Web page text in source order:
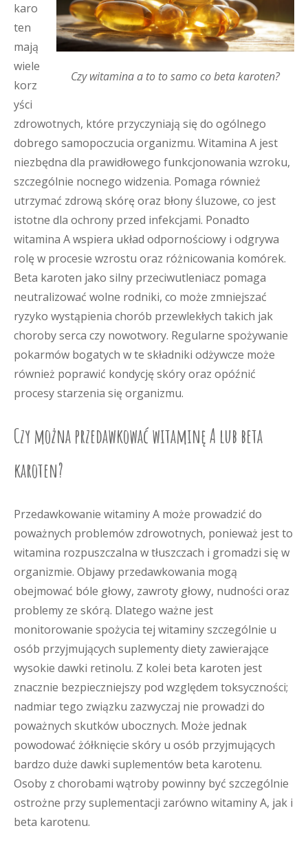
Czy witamina a to to samo co beta karoten?
karo
ten
mają
wiele
korz
yści
zdrowotnych, które przyczyniają się do ogólnego
dobrego samopoczucia organizmu. Witamina A jest
niezbędna dla prawidłowego funkcjonowania wzroku,
szczególnie nocnego widzenia. Pomaga również
utrzymać zdrową skórę oraz błony śluzowe, co jest
istotne dla ochrony przed infekcjami. Ponadto
witamina A wspiera układ odpornościowy i odgrywa
rolę w procesie wzrostu oraz różnicowania komórek.
Beta karoten jako silny przeciwutleniacz pomaga
neutralizować wolne rodniki, co może zmniejszać
ryzyko wystąpienia chorób przewlekłych takich jak
choroby serca czy nowotwory. Regularne spożywanie
pokarmów bogatych w te składniki odżywcze może
również poprawić kondycję skóry oraz opóźnić
procesy starzenia się organizmu.
Czy można przedawkować witaminę A lub beta
karoten?
Przedawkowanie witaminy A może prowadzić do
poważnych problemów zdrowotnych, ponieważ jest to
witamina rozpuszczalna w tłuszczach i gromadzi się w
organizmie. Objawy przedawkowania mogą
obejmować bóle głowy, zawroty głowy, nudności oraz
problemy ze skórą. Dlatego ważne jest
monitorowanie spożycia tej witaminy szczególnie u
osób przyjmujących suplementy diety zawierające
wysokie dawki retinolu. Z kolei beta karoten jest
znacznie bezpieczniejszy pod względem toksyczności;
nadmiar tego związku zazwyczaj nie prowadzi do
poważnych skutków ubocznych. Może jednak
powodować żółknięcie skóry u osób przyjmujących
bardzo duże dawki suplementów beta karotenu.
Osoby z chorobami wątroby powinny być szczególnie
ostrożne przy suplementacji zarówno witaminy A, jak i
beta karotenu.